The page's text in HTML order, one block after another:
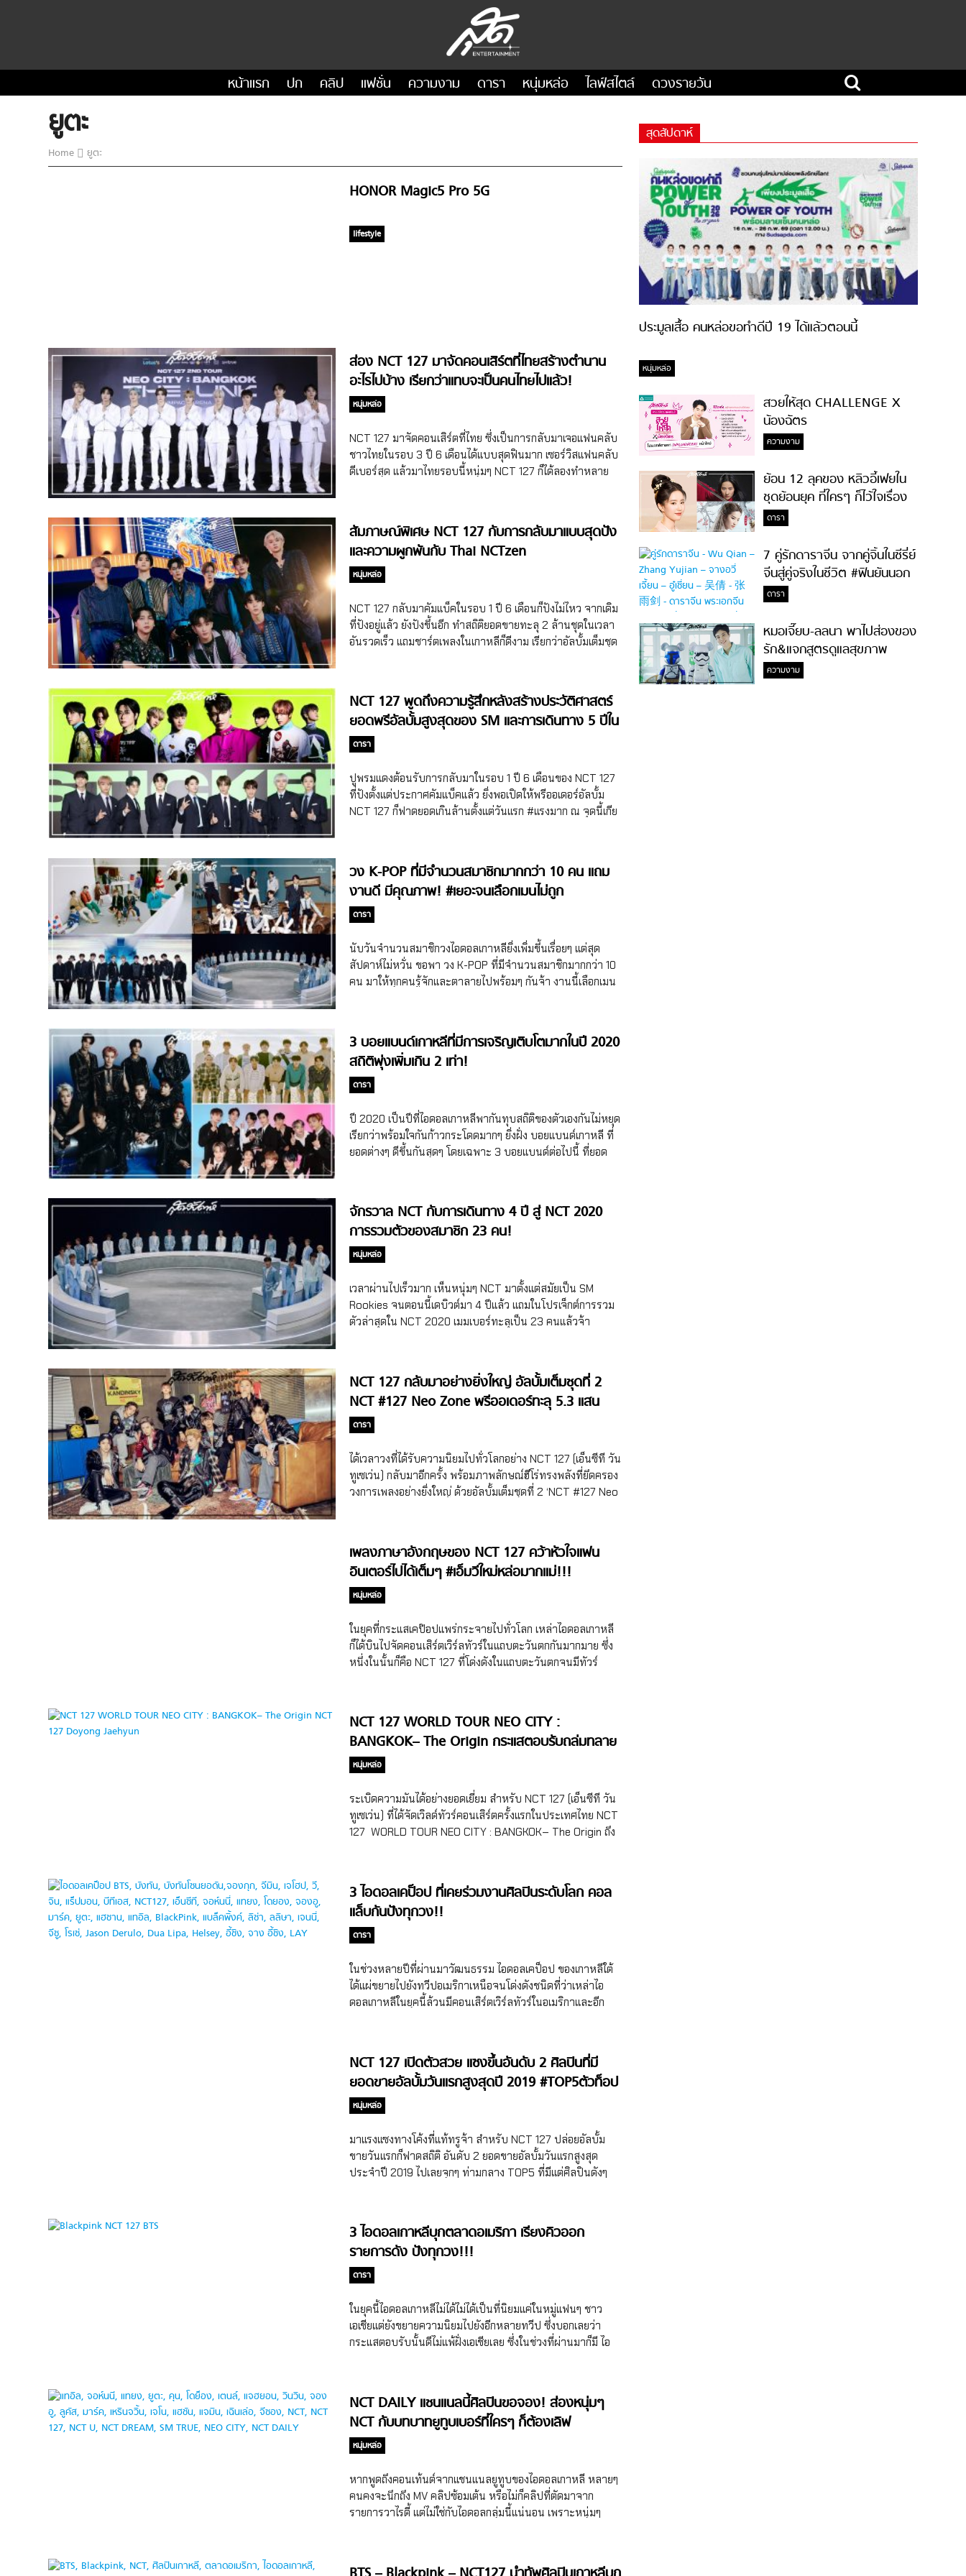
หน้าแรก ปก คลิป แฟชั่น ความงาม ดารา หนุ่มหล่อ ไลฟ์สไตล์ ดวงรายวัน
ยูตะ
Home ยูตะ
HONOR Magic5 Pro 5G
lifestyle
ส่อง NCT 127 มาจัดคอนเสิร์ตที่ไทยสร้างตำนาน
อะไรไปบ้าง เรียกว่าแทบจะเป็นคนไทยไปแล้ว!
หนุ่มหล่อ
NCT 127 มาจัดคอนเสิร์ตที่ไทย ซึ่งเป็นการกลับมาเจอแฟนคลับ
ชาวไทยในรอบ 3 ปี 6 เดือนได้แบบสุดฟินมาก เซอร์วิสแฟนคลับ
ดีเบอร์สุด แล้วมาไทยรอบนี้หนุ่มๆ NCT 127 ก็ได้ลองทำหลาย
สัมภาษณ์พิเศษ NCT 127 กับการกลับมาแบบสุดปัง
และความผูกพันกับ Thai NCTzen
หนุ่มหล่อ
NCT 127 กลับมาคัมแบ็คในรอบ 1 ปี 6 เดือนก็ปังไม่ไหว จากเดิม
ที่ปังอยู่แล้ว ยังปังขึ้นอีก ทำสถิติยอดขายทะลุ 2 ล้านชุดในเวลา
อันรวดเร็ว แถมชาร์ตเพลงในเกาหลีก็ดีงาม เรียกว่าอัลบั้มเต็มชุด
127 ถึงการคัมแบ็คในครั้งนี้ และความผูกพันที่มีกับประเทศไทย
และแฟนคลับชาวไทย ตามสุดฯ มาเลยค่าาาาา ส่งความคิดถึง
ข้ามประเทศไปเกาหลี กับสัมภาษณ์สุดพิเศษจาก NCT 127 ตอน
ฟังเพลงไตเติล “Sticker” ครั้งแรก รู้สึกอย่างไร แจฮยอน : เสียง
ขลุ่ยตอนเริ่มเพลงน่าจะติดอยู่ในหัวตลอดเวลาเลยครับ น่า
ประทับใจมากครับ ยูตะ : ผมคิดว่า ช่างเป็นเพลงที่มีเอกลักษณ์
มากครับ ยิ่งฟังยิ่งมีองค์ประกอบมากมายที่ทำให้ติดหูผมครับ
พวกเราเองก็ตกหลุมรักเพลง ‘Sticker’ เหมือนกันครับ เพราะ
NCT 127 พูดถึงความรู้สึกหลังสร้างประวัติศาสตร์
ยอดพรีอัลบั้มสูงสุดของ SM และการเดินทาง 5 ปีใน
วงการ!
ดารา
ปูพรมแดงต้อนรับการกลับมาในรอบ 1 ปี 6 เดือนของ NCT 127
ที่ปังตั้งแต่ประกาศคัมแบ็คแล้ว ยิ่งพอเปิดให้พรีออเดอร์อัลบั้ม
NCT 127 ก็ฟาดยอดเกินล้านตั้งแต่วันแรก #แรงมาก ณ จุดนี้เกีย
จากปีก่อน NCT 127 ก็ฟาดยอดขายอัลบั้มรวมรีแพ็กเกจเกินล้าน
ไปแล้ว ต่อมาในโปรเจ็กต์ NCT 2020 ก็ทำยอดขายอัลบั้มเกิน
ล้าน 2 อัลบั้มรัวๆ เรียกว่าปี 2020 เป็นปีที่ NCT เจริญเติบโต
แบบสุดปังมาก ทางเราก็ว่าปี 2020 เป็นปีทองของจักรวาล
NCT แล้ว แต่ปี 2021 ปีทองยิ่งกว่า หลังจาก NCT DREAM คัม
แบ็คด้วยอัลบั้มเต็มชุดแรก “‘Hot Sauce” ไปเมื่อเดือนพฤษภาคม
ซึ่งปรากฏกว่าทำสถิติยอดพรีออเดอร์อัลบั้มถึง 1.71 […]
วง K-POP ที่มีจำนวนสมาชิกมากกว่า 10 คน แถม
งานดี มีคุณภาพ! #เยอะจนเลือกเมนไม่ถูก
ดารา
นับวันจำนวนสมาชิกวงไอดอลเกาหลียิ่งเพิ่มขึ้นเรื่อยๆ แต่สุด
สัปดาห์ไม่หวั่น ขอพา วง K-POP ที่มีจำนวนสมาชิกมากกว่า 10
คน มาให้ทุกคนรู้จักและตาลายไปพร้อมๆ กันจ้า งานนี้เลือกเมน
หลายรายการแข่งขัน ไม่ว่าจะ High School Rapper , Kpop
Star 6 และ Produce 101 Season 2 หลอมรวมกันจนเป็นวง
หนุ่มหล่อที่เปรียบเสมือนตัวแทนแห่งความสดใสของเด็กหนุ่มวัย
รุ่น The Boyz เดบิวต์เมื่อปี 2017 กับเพลงไตเติ้ล Boy พร้อมกับ
สมาชิกทั้งหมด 12 คน คือ ซังยอน (หัวหน้าวง) , เจคอป , ยองฮุน ,
ฮยอนแจ , จูยอน […]
3 บอยแบนด์เกาหลีที่มีการเจริญเติบโตมากในปี 2020
สถิติพุ่งเพิ่มเกิน 2 เท่า!
ดารา
ปี 2020 เป็นปีที่ไอดอลเกาหลีพากันทุบสถิติของตัวเองกันไม่หยุด
เรียกว่าพร้อมใจกันก้าวกระโดดมากๆ ยิ่งฝั่ง บอยแบนด์เกาหลี ที่
ยอดต่างๆ ดีขึ้นกันสุดๆ โดยเฉพาะ 3 บอยแบนด์ต่อไปนี้ ที่ยอด
จักรวาล NCT กับการเดินทาง 4 ปี สู่ NCT 2020
การรวมตัวของสมาชิก 23 คน!
หนุ่มหล่อ
เวลาผ่านไปเร็วมาก เห็นหนุ่มๆ NCT มาตั้งแต่สมัยเป็น SM
Rookies จนตอนนี้เดบิวต์มา 4 ปีแล้ว แถมในโปรเจ็กต์การรวม
ตัวล่าสุดใน NCT 2020 เมมเบอร์ทะลุเป็น 23 คนแล้วจ้า
NCT 127 กลับมาอย่างยิ่งใหญ่ อัลบั้มเต็มชุดที่ 2
NCT #127 Neo Zone พรีออเดอร์ทะลุ 5.3 แสน
อัลบั้ม
ดารา
ได้เวลาวงที่ได้รับความนิยมไปทั่วโลกอย่าง NCT 127 (เอ็นซีที วัน
ทูเซเว่น) กลับมาอีกครั้ง พร้อมภาพลักษณ์ฮีโร่ทรงพลังที่ยึดครอง
วงการเพลงอย่างยิ่งใหญ่ ด้วยอัลบั้มเต็มชุดที่ 2 ‘NCT #127 Neo
127 กลับมาอย่างยิ่งใหญ่ อัลบั้มเต็มชุดที่ 2 NCT #127 Neo
Zone พรีออเดอร์ทะลุ 5.3 แสนอัลบั้ม สำหรับใครที่ยังจำได้ไม่
ครบ ขอทวนอีกทีว่า NCT 127 ประกอบไปด้วยสมาชิก 9 หนุ่ม
ได้แก่ ‘TAEIL’ (แทอิล), ‘JOHNNY’ (จอห์นนี่), ‘TAEYONG’
(แทยง), ‘DOYOUNG’ (โดยอง), ‘JAEHYUN’ (แจฮยอน), ‘MARK’
(มาร์ค), ‘HAECHAN’ (แฮชาน), ‘YUTA’ (ยูตะ) และ ‘JUNGWOO’
(จองอู) พวกเขาได้พิสูจน์ให้เห็นถึงพลังอันแข็งแกร่งระดับโลก […]
เพลงภาษาอังกฤษของ NCT 127 คว้าหัวใจแฟน
อินเตอร์ไปได้เต็มๆ #เอ็มวีใหม่หล่อมากแม่!!!
หนุ่มหล่อ
ในยุคที่กระแสเคป๊อปแพร่กระจายไปทั่วโลก เหล่าไอดอลเกาหลี
ก็ได้บินไปจัดคอนเสิร์ตเวิร์ลทัวร์ในแถบตะวันตกกันมากมาย ซึ่ง
หนึ่งในนั้นก็คือ NCT 127 ที่โด่งดังในแถบตะวันตกจนมีทัวร์
อย่างคล่องปาก โดย เพลงภาษาอังกฤษของ NCT 127 ก็มีถึง 2
เพลงด้วยกันแล้ว งานนี้จะคูลขนาดไหนไปดูกันเลย เพลงภาษา
อังกฤษของ NCT 127 เพลงแรกที่ปล่อยออกมาคือเพลง Regular
ซึ่งเป็นเพลงโปรโมทจากอัลบั้ม Regular-Irregular ที่ปล่อยออก
มาเมื่อปี 2018 ที่ผ่านมา ซึ่งอัลบั้ม Regular-Irregular ก็เป็น
อัลบั้มแรกที่พาหนุ่มๆ NCT 127 ขึ้นชาร์ต Billboard 200 โดย
เปิดตัวในอันดับที่ 86 และในปี 2018 NCT 127 ก็ได้ถูกเลือกให้
NCT 127 WORLD TOUR NEO CITY :
BANGKOK– The Origin กระแสตอบรับถล่มทลาย
หนุ่มหล่อ
ระเบิดความมันได้อย่างยอดเยี่ยม สำหรับ NCT 127 (เอ็นซีที วัน
ทูเซเว่น) ที่ได้จัดเวิลด์ทัวร์คอนเสิร์ตครั้งแรกในประเทศไทย NCT
127 WORLD TOUR NEO CITY : BANGKOK– The Origin ถึง
หนุ่ม NCT 127 ก็ได้สร้างปรากฏการณ์ Sold Out ทันทีที่เปิด
จำหน่าย รวมทั้งสิ้น 18,000 ใบ โดยบัตรคอนเสิร์ตของ 2 รอบ
การแสดงแรกจำนวน 12,000 ใบ ถูกจำหน่ายหมดในระยะเวลา
เพียง 3 นาที ส่วนรอบที่ 3 ที่ประกาศเพิ่มนั้น บัตรหมดเกลี้ยง
ภายในเวลาไม่ถึง 1 […]
3 ไอดอลเคป็อป ที่เคยร่วมงานศิลปินระดับโลก คอล
แล็บกันปังทุกวง!!
ดารา
ในช่วงหลายปีที่ผ่านมาวัฒนธรรม ไอดอลเคป็อป ของเกาหลีใต้
ได้แผ่ขยายไปยังทวีปอเมริกาเหนือจนโด่งดังชนิดที่ว่าเหล่าไอ
ดอลเกาหลีในยุคนี้ล้วนมีคอนเสิร์ตเวิร์ลทัวร์ในอเมริกาและอีก
พวกเขาก็ยังมีการทำเพลงร่วมกับศิลปินอเมริกันชื่อดังอีกด้วย
เรียกว่าเป็นการฟีตเจอร์ริ่งข้ามขอบเขตด้านภาษาไปเลย BTS ไอ
ดอลเคป็อป ขวัญใจแฟนๆ ชาวอเมริกัน ไอดอลเคป็อปกลุ่มแรกที่
จะไม่พูดถึงไม่ได้เลยก็คือ BTS ไอดอลที่ไม่ว่าแฟนๆเคป็อปชาติ
ไหนก็ต้องรู้จัก นอกจากสร้างชื่อเสียงและมีกลุ่มแฟนคลับ
มากมายในสหรัฐอเมริกา BTS ยังได้รับรางวัลใหญ่จากเวทีชื่อดัง
ในสหรัฐอเมริกาจำนวนมาก ไม่ว่าจะเป็นรางวัล Top Social
Artist 3 ปีซ้อน จากเวที Billbaord Music Awards BTS ถือ
เจ้าของรางวัล Most Twitter engagements ซึ่งรางวัลนี้เคย
ตกเป็นของนักร้องหนุ่มชื่อดัง แฮร์รี่ สไตลส์ (Harry Styles) อีก
ด้วย หนุ่มๆ BTS […]
NCT 127 เปิดตัวสวย แซงขึ้นอันดับ 2 ศิลปินที่มี
ยอดขายอัลบั้มวันแรกสูงสุดปี 2019 #TOP5ตัวท็อป
ทั้งนั้น
หนุ่มหล่อ
มาแรงแซงทางโค้งที่แท้ทรูจ้า สำหรับ NCT 127 ปล่อยอัลบั้ม
ขายวันแรกก็ฟาดสถิติ อันดับ 2 ยอดขายอัลบั้มวันแรกสูงสุด
ประจำปี 2019 ไปเลยจุกๆ ท่ามกลาง TOP5 ที่มีแต่ศิลปินดังๆ
3 ไอดอลเกาหลีบุกตลาดอเมริกา เรียงคิวออก
รายการดัง ปังทุกวง!!!
ดารา
ในยุคนี้ไอดอลเกาหลีไม่ได้ไม่ได้เป็นที่นิยมแค่ในหมู่แฟนๆ ชาว
เอเชียแต่ยังขยายความนิยมไปยังอีกหลายทวีป ซึ่งบอกเลยว่า
กระแสตอบรับนั้นดีไม่แพ้ฝั่งเอเชียเลย ซึ่งในช่วงที่ผ่านมาก็มี ไอ
เรียกว่าเป็นไอดอลระดับโลกแล้วก็ว่าได้ สำรับวงไอดอลเกาหลี
จากค่าย Bighitอย่างBTS ที่ปัจจุบันกำลังมีทัวร์คอนเสิร์ตอยู่ที่
อเมริกาภายใต้ชื่อคอนเสิร์ตว่า “Love Yourself: Speak
Yourself” ซึ่งก็บัตรคอนเสิร์ตก็ Sold Out ไปเกือบทุกเมืองแล้ว
เป็นธรรมดาสำหรับการโปรโมทศิลปินในอเมริกาที่จะมีการไป
ออกรายการทีวี BTSก็ไม่พลาดเช่นกัน พวกเขาได้แวะเวียนไปยัง
รายการดังๆ มากมายไม่ว่าจะเป็น The Late Late Show with
James Corden EllenShow หรือ Good Morning America
NCT DAILY แชนแนลนี้ศิลปินขอจอง! ส่องหนุ่มๆ
NCT กับบทบาทยูทูบเบอร์ที่ใครๆ ก็ต้องเลิฟ
หนุ่มหล่อ
หากพูดถึงคอนเท้นต์จากแชนแนลยูทูบของไอดอลเกาหลี หลายๆ
คนคงจะนึกถึง MV คลิปซ้อมเต้น หรือไม่ก็คลิปที่ตัดมาจาก
รายการวาไรตี้ แต่ไม่ใช่กับไอดอลกลุ่มนี้แน่นอน เพราะหนุ่มๆ
พวกเขาแต่ละคน ที่บอกได้เลยว่าไม่ได้มีดีแค่บนเวทีแน่นอน!!!
สุดสัปดาห์
ประมูลเสื้อ คนหล่อขอทำดีปี 19 ได้แล้วตอนนี้
หนุ่มหล่อ
สวยให้สุด CHALLENGE X
น้องฉัตร
ความงาม
ย้อน 12 ลุคของ หลิวอี้เฟยใน
ชุดย้อนยุค ที่ใครๆ ก็ไว้ใจเรื่อง
ความสวย!
ดารา
7 คู่รักดาราจีน จากคู่จิ้นในซีรี่ย์
จีนสู่คู่จริงในชีวิต #ฟินยันนอก
จอ
ดารา
หมอเจี๊ยบ-ลลนา พาไปส่องของ
รัก&แจกสูตรดูแลสุขภาพ
#ล้างจมูกไม่ยากจะสอนให้
ความงาม